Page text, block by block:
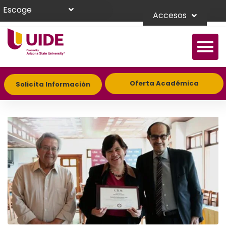
Escoge Accesos
Solicita Información Oferta Académica